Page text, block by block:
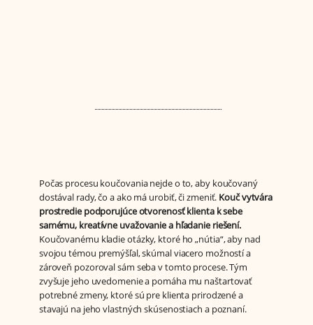
Počas procesu koučovania nejde o to, aby koučovaný
dostával rady, čo a ako má urobiť, či zmeniť. Kouč vytvára
prostredie podporujúce otvorenosť klienta k sebe
samému, kreatívne uvažovanie a hľadanie riešení.
Koučovanému kladie otázky, ktoré ho „nútia“, aby nad
svojou témou premýšľal, skúmal viacero možností a
zároveň pozoroval sám seba v tomto procese. Tým
zvyšuje jeho uvedomenie a pomáha mu naštartovať
potrebné zmeny, ktoré sú pre klienta prirodzené a
stavajú na jeho vlastných skúsenostiach a poznaní.